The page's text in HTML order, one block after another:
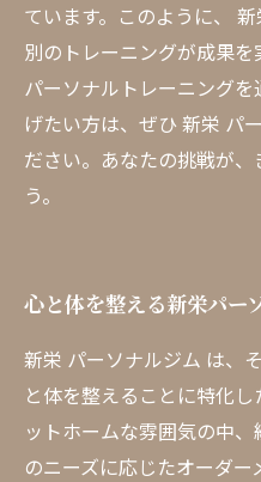
ています。このように、
別のトレーニングが成果を
パーソナルトレーニング
げたい方は、ぜひ 新栄 パ
ださい。あなたの挑戦が
う。
心と体を整える新栄パー
新栄 パーソナルジム は、
と体を整えることに特化
ットホームな雰囲気の中
のニーズに応じたオーダ